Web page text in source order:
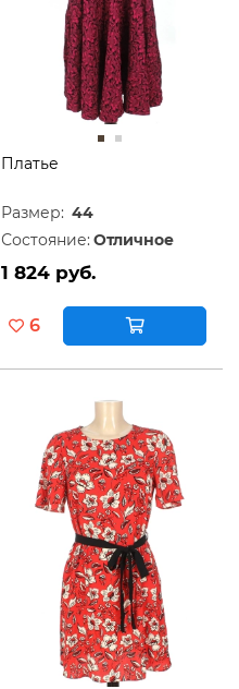
Платье
Размер: 44
Состояние: Отличное
1 824 руб.
6